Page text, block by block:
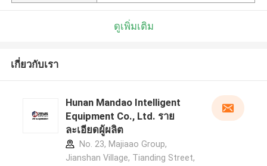
ดูเพิ่มเติม
เกี่ยวกับเรา
Hunan Mandao Intelligent
Equipment Co., Ltd. ราย
ละเอียดผู้ผลิต
No. 23, Majiaao Group,
Jianshan Village, Tianding Street,